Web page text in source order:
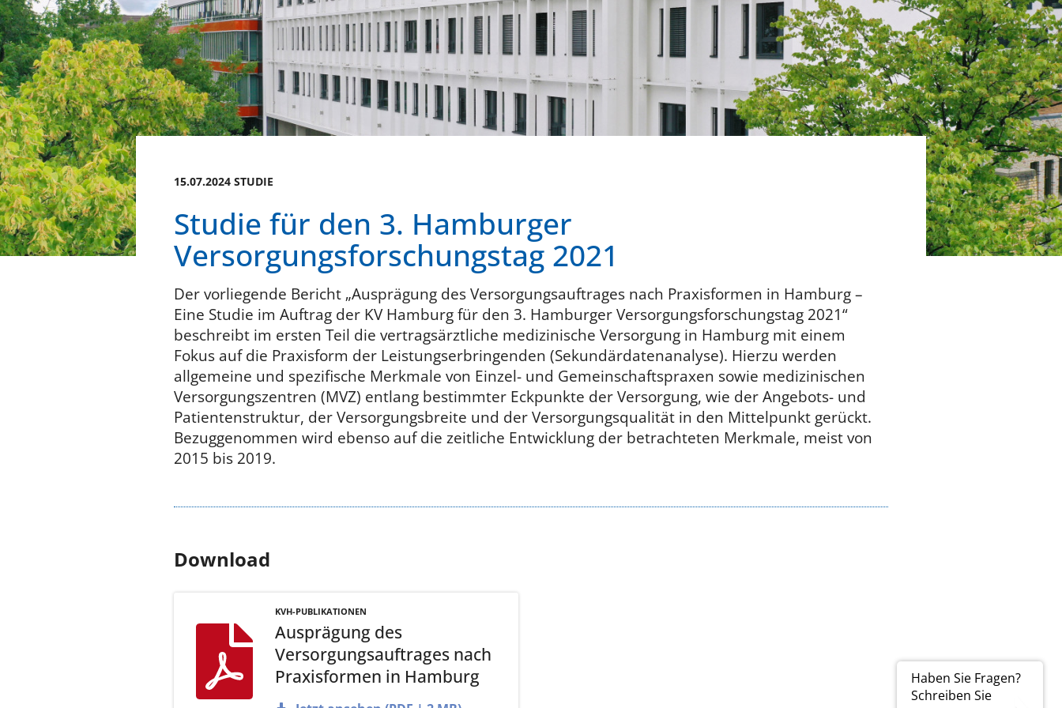
Haben Sie Fragen?
Schreiben Sie
15.07.2024 STUDIE
Studie für den 3. Hamburger
Versorgungsforschungstag 2021
Der vorliegende Bericht „Ausprägung des Versorgungsauftrages nach Praxisformen in Hamburg –
Eine Studie im Auftrag der KV Hamburg für den 3. Hamburger Versorgungsforschungstag 2021“
beschreibt im ersten Teil die vertragsärztliche medizinische Versorgung in Hamburg mit einem
Fokus auf die Praxisform der Leistungserbringenden (Sekundärdatenanalyse). Hierzu werden
allgemeine und spezifische Merkmale von Einzel- und Gemeinschaftspraxen sowie medizinischen
Versorgungszentren (MVZ) entlang bestimmter Eckpunkte der Versorgung, wie der Angebots- und
Patientenstruktur, der Versorgungsbreite und der Versorgungsqualität in den Mittelpunkt gerückt.
Bezuggenommen wird ebenso auf die zeitliche Entwicklung der betrachteten Merkmale, meist von
2015 bis 2019.
Download
KVH-PUBLIKATIONEN
Ausprägung des
Versorgungsauftrages nach
Praxisformen in Hamburg